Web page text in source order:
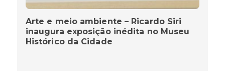
Arte e meio ambiente – Ricardo Siri
inaugura exposição inédita no Museu
Histórico da Cidade